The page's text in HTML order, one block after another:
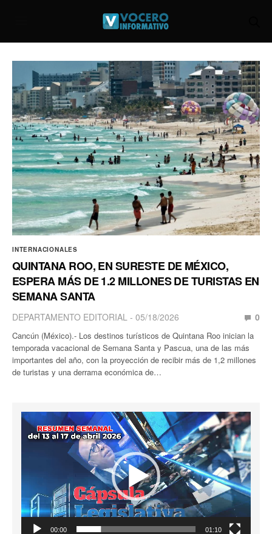
INTERNACIONALES
QUINTANA ROO, EN SURESTE DE MÉXICO,
ESPERA MÁS DE 1.2 MILLONES DE TURISTAS EN
SEMANA SANTA
DEPARTAMENTO EDITORIAL 05/18/2026 0
Cancún (México).- Los destinos turísticos de Quintana Roo inician la
temporada vacacional de Semana Santa y Pascua, una de las más
importantes del año, con la proyección de recibir más de 1,2 millones
de turistas y una derrama económica de…
Reproductor
vídeo
00:00 01:10